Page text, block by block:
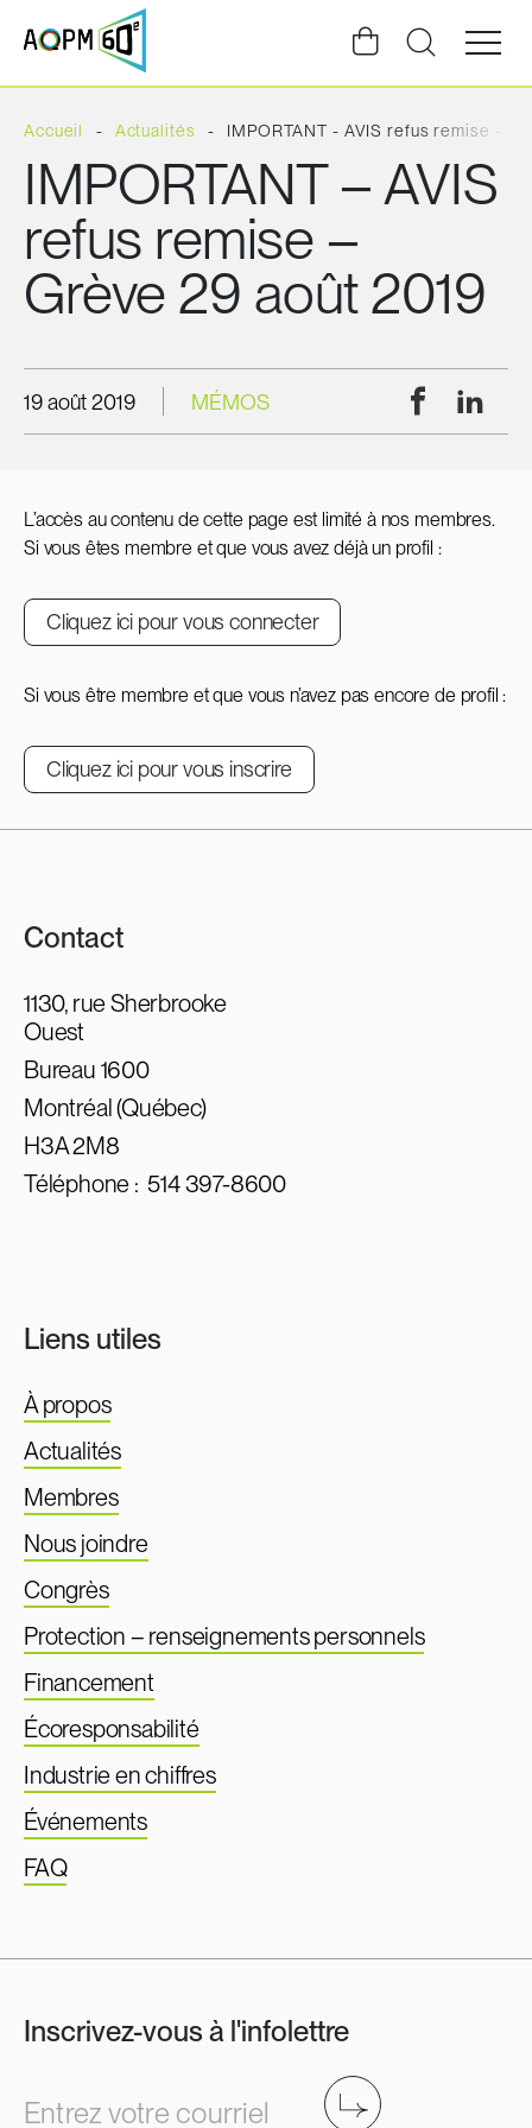
Ouvrir
la
du
Accueil Actualités IMPORTANT - AVIS refus remise -
IMPORTANT – AVIS
refus remise –
Grève 29 août 2019
19 août 2019 MÉMOS Facebook
L’accès au contenu de cette page est limité à nos membres.
Si vous êtes membre et que vous avez déjà un profil :
Cliquez ici pour vous connecter
Si vous être membre et que vous n’avez pas encore de profil :
Cliquez ici pour vous inscrire
Contact
1130, rue Sherbrooke
Ouest
Bureau 1600
Montréal (Québec)
H3A 2M8
Téléphone :514 397-8600
Liens utiles
À propos
Actualités
Membres
Nous joindre
Congrès
Protection – renseignements personnels
Financement
Écoresponsabilité
Industrie en chiffres
Événements
FAQ
Inscrivez-vous à l'infolettre
Entrez votre courriel Envoyer